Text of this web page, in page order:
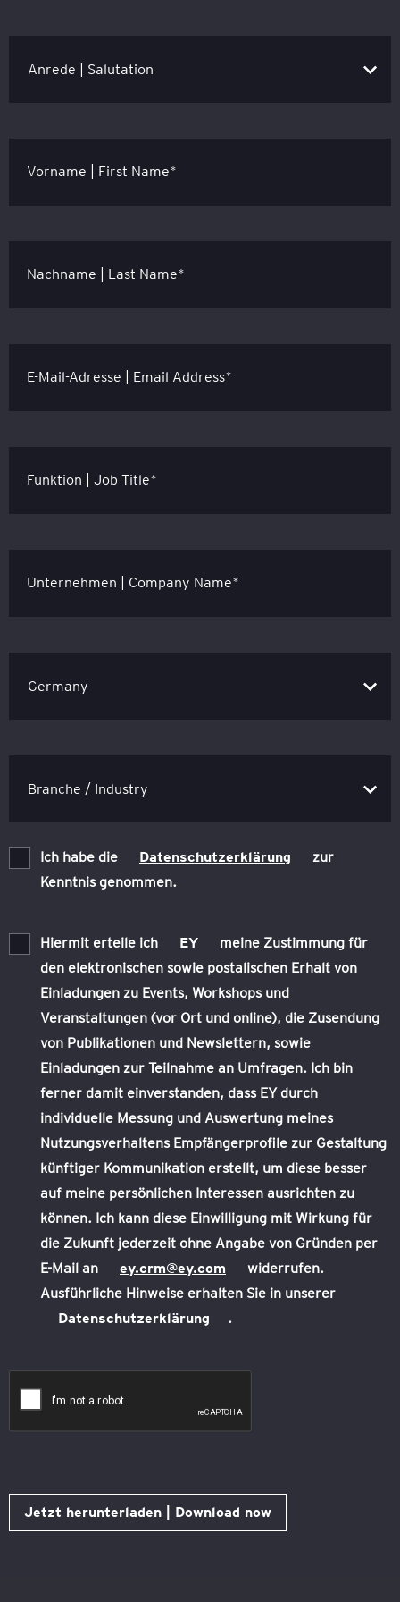
Vorname | First Name*
Nachname | Last Name*
E-Mail-Adresse | Email Address*
Funktion | Job Title*
Unternehmen | Company Name*
Ich habe die Datenschutzerklärung
zur
Kenntnis genommen.
Hiermit erteile ich EY
meine Zustimmung für
den elektronischen sowie postalischen Erhalt von
Einladungen zu Events, Workshops und
Veranstaltungen (vor Ort und online), die Zusendung
von Publikationen und Newslettern, sowie
Einladungen zur Teilnahme an Umfragen. Ich bin
ferner damit einverstanden, dass EY durch
individuelle Messung und Auswertung meines
Nutzungsverhaltens Empfängerprofile zur Gestaltung
künftiger Kommunikation erstellt, um diese besser
auf meine persönlichen Interessen ausrichten zu
können. Ich kann diese Einwilligung mit Wirkung für
die Zukunft jederzeit ohne Angabe von Gründen per
E-Mail an
ey.crm@ey.com
widerrufen.
Ausführliche Hinweise erhalten Sie in unserer
Datenschutzerklärung
.
Jetzt herunterladen | Download now